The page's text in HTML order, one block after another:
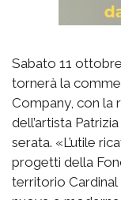
Sabato 11
tornerà la
Company, con la
dell’artista
serata. «L’utile
progetti della
territorio Cardinal